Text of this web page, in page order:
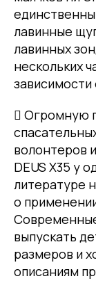
лавинные
лавинных
нескольких
 Огромную
волонтеров
DEUS X35 у
литературе
о
выпускать
размеров и
описаниям